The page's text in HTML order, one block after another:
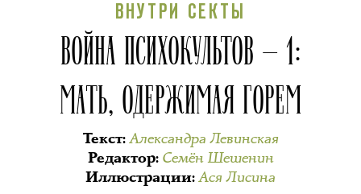
ВНУТРИ СЕКТЫ
ВОЙНА ПСИХОКУЛЬТОВ — 1:
МАТЬ, ОДЕРЖИМАЯ ГОРЕМ
Текст:Александра Левинская
Редактор: Семён Шешенин
Иллюстрации:Ася Лисина